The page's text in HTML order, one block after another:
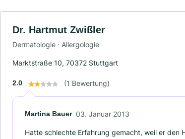
Dr. Hartmut Zwißler
Dermatologie · Allergologie
Marktstraße 10, 70372 Stuttgart
2.0 (1 Bewertung)
Martina Bauer 03. Januar 2013
Hatte schlechte Erfahrung gemacht, weil er den